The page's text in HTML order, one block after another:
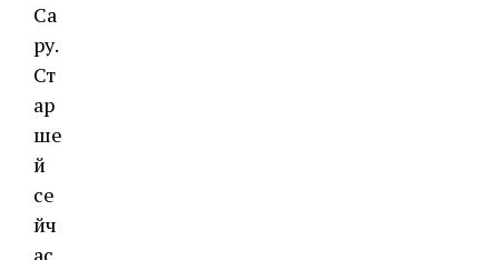
Са
ру.
Ст
ар
ше
й
се
йч